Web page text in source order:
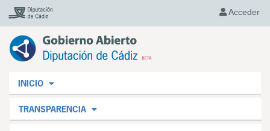
Acceder
INICIO
TRANSPARENCIA